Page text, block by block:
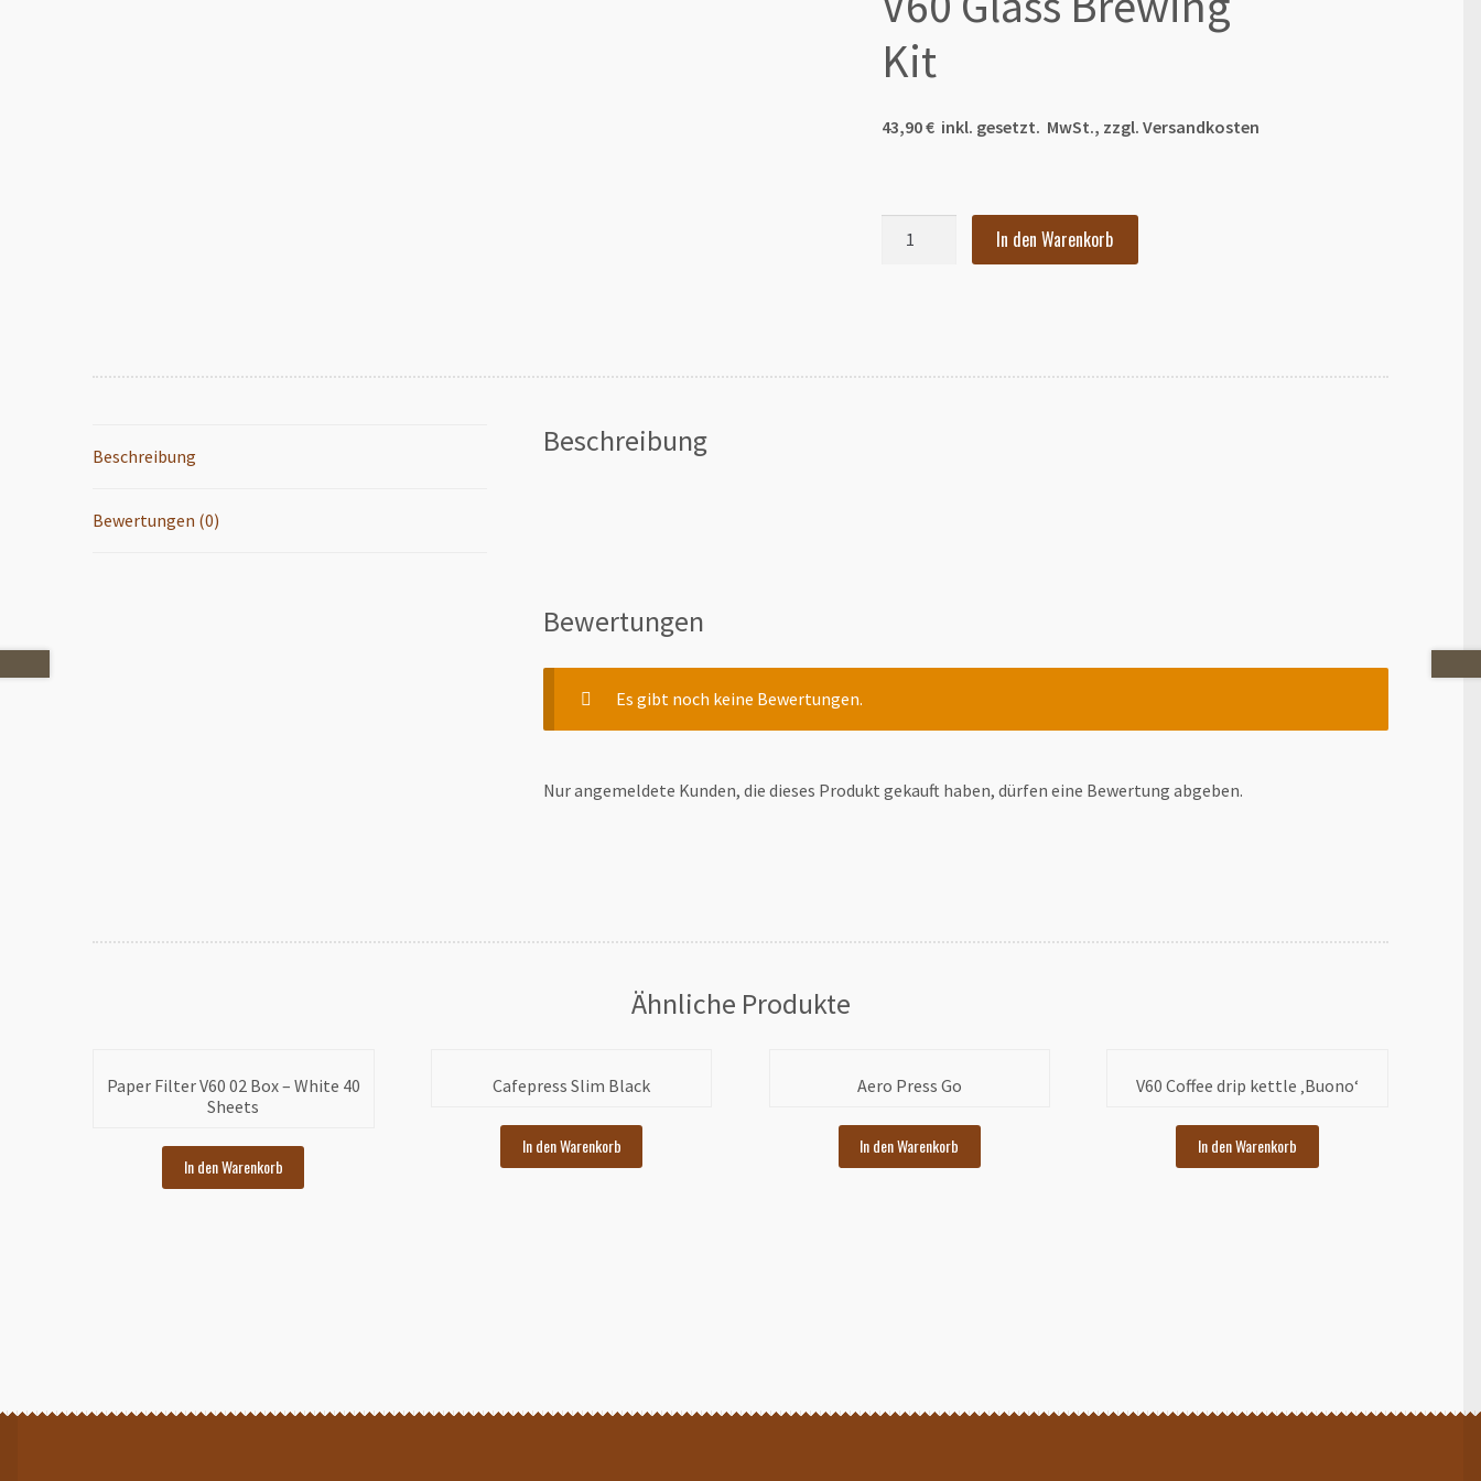
Kit
43,90 € inkl. gesetzt. MwSt., zzgl. Versandkosten
In den Warenkorb
Beschreibung
Bewertungen (0)
Beschreibung
Bewertungen
Es gibt noch keine Bewertungen.
Nur angemeldete Kunden, die dieses Produkt gekauft haben, dürfen eine Bewertung abgeben.
Ähnliche Produkte
Paper Filter V60 02 Box – White 40
Sheets
In den Warenkorb
Cafepress Slim Black
In den Warenkorb
Aero Press Go
In den Warenkorb
V60 Coffee drip kettle ‚Buono‘
In den Warenkorb